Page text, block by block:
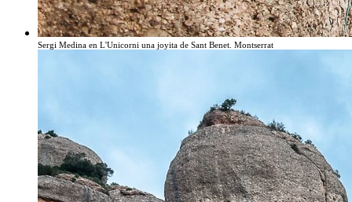
Sergi Medina en L'Unicorni una joyita de Sant Benet. Montserrat